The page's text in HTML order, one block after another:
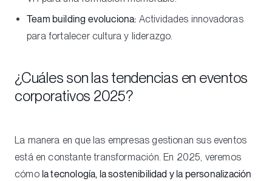
Team building evoluciona: Actividades innovadoras
para fortalecer cultura y liderazgo.
¿Cuáles son las tendencias en eventos
corporativos 2025?
La manera en que las empresas gestionan sus eventos
está en constante transformación. En 2025, veremos
cómo la tecnología, la sostenibilidad y la personalización